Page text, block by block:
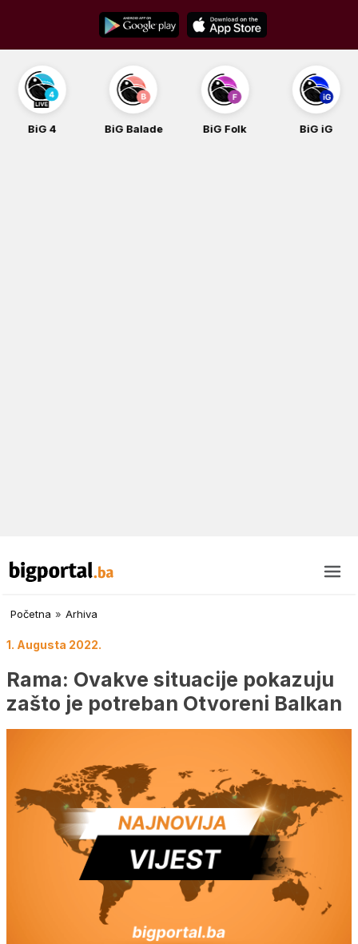
content
BiG 4 BiG Balade BiG Folk BiG iG
Početna » Arhiva
1. Augusta 2022.
Rama: Ovakve situacije pokazuju
zašto je potreban Otvoreni Balkan